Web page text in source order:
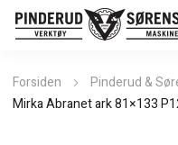
Forsiden Pinderud &
Mirka Abranet ark 81×133